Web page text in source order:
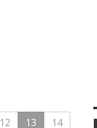
12 13 14